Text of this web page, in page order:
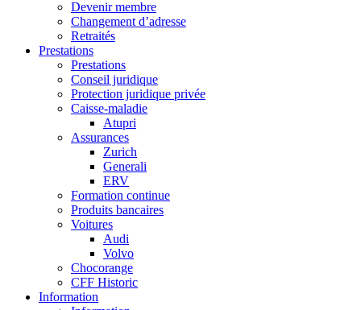
Devenir membre
Changement d’adresse
Retraités
Prestations
Prestations
Conseil juridique
Protection juridique privée
Caisse-maladie
Atupri
Assurances
Zurich
Generali
ERV
Formation continue
Produits bancaires
Voitures
Audi
Volvo
Chocorange
CFF Historic
Information